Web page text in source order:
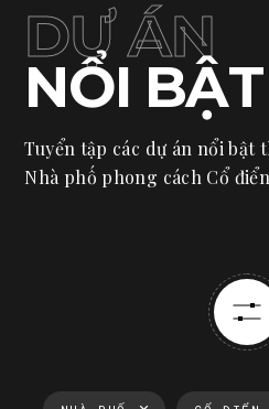
DỰ ÁN
NỔI BẬT
Tuyển tập các dự án nổi bật
Nhà phố phong cách Cổ